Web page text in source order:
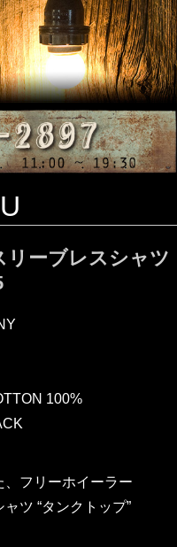
リーブレスシャツ
100%
フリーホイーラー
ツ “タンクトップ”